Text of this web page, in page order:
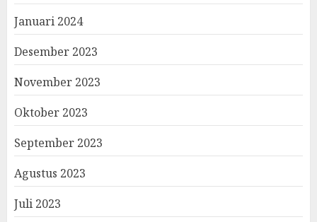
Januari 2024
Desember 2023
November 2023
Oktober 2023
September 2023
Agustus 2023
Juli 2023